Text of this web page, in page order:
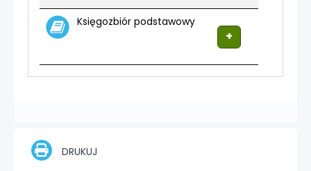
Księgozbiór podstawowy
DRUKUJ